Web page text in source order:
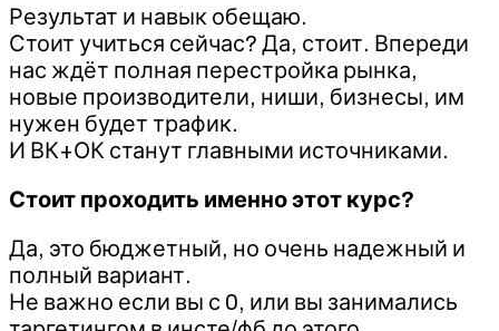
Результат и навык обещаю.
Стоит учиться сейчас? Да, стоит. Впереди
нас ждёт полная перестройка рынка,
новые производители, ниши, бизнесы, им
нужен будет трафик.
И ВК+ОК станут главными источниками.
Стоит проходить именно этот курс?
Да, это бюджетный, но очень надежный и
полный вариант.
Не важно если вы с 0, или вы занимались